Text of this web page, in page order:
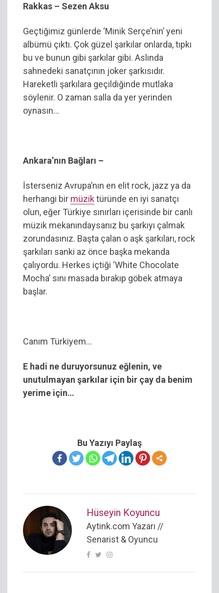
Rakkas – Sezen Aksu
Geçtiğimiz günlerde ‘Minik Serçe’nin’ yeni
albümü çıktı. Çok güzel şarkılar onlarda, tıpkı
bu ve bunun gibi şarkılar gibi. Aslında
sahnedeki sanatçının joker şarkısıdır.
Hareketli şarkılara geçildiğinde mutlaka
söylenir. O zaman salla da yer yerinden
oynasın…
Ankara’nın Bağları –
İsterseniz Avrupa’nın en elit rock, jazz ya da
herhangi bir müzik türünde en iyi sanatçı
olun, eğer Türkiye sınırları içerisinde bir canlı
müzik mekanındaysanız bu şarkıyı çalmak
zorundasınız. Başta çalan o aşk şarkıları, rock
şarkıları sanki az önce başka mekanda
çalıyordu. Herkes içtiği ‘White Chocolate
Mocha’ sını masada bırakıp göbek atmaya
başlar.
Canım Türkiyem…
E hadi ne duruyorsunuz eğlenin, ve
unutulmayan şarkılar için bir çay da benim
yerime için…
Bu Yazıyı Paylaş
Hüseyin Koyuncu
Aytink.com Yazarı //
Senarist & Oyuncu